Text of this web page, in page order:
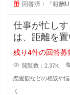
回答済：「報酬
仕事が忙し
は、距離を
？また元に戻
残り4件の回答募
閲覧数：2.37K
恋愛観などの相談や
く